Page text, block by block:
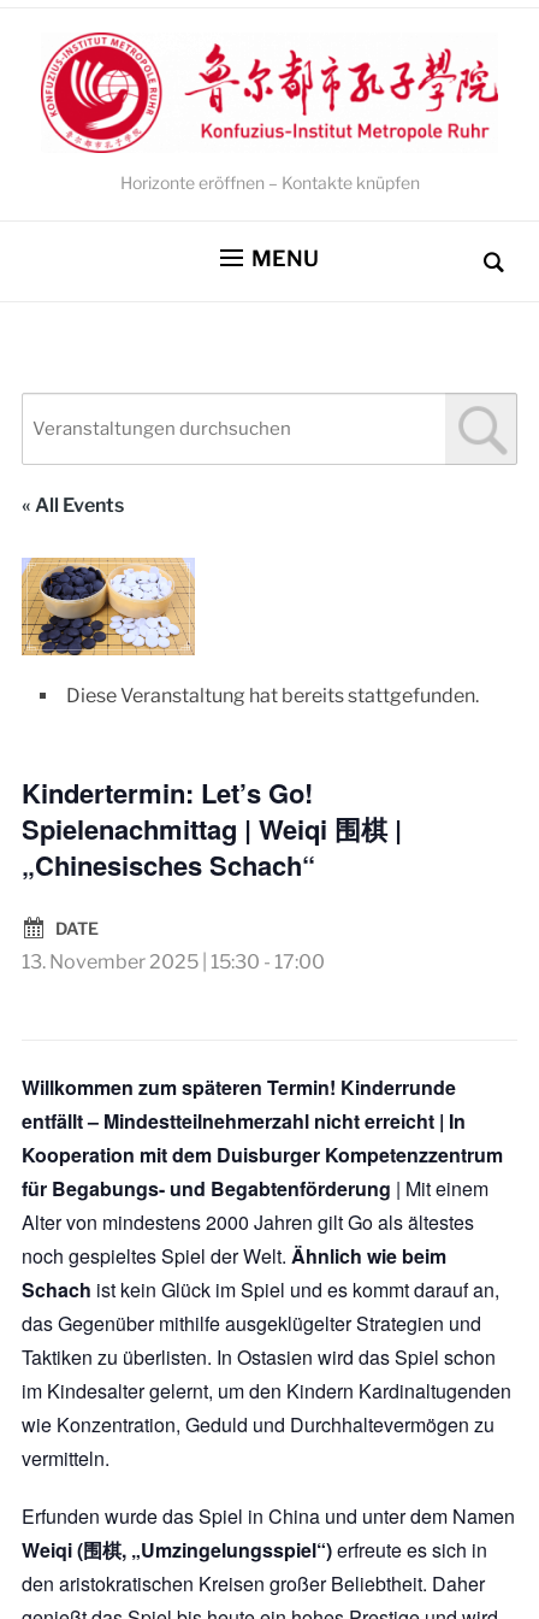
Horizonte eröffnen – Kontakte knüpfen
MENU
« All Events
Diese Veranstaltung hat bereits stattgefunden.
Kindertermin: Let’s Go!
Spielenachmittag | Weiqi 围棋 |
„Chinesisches Schach“
DATE
13. November 2025 | 15:30 - 17:00
Willkommen zum späteren Termin! Kinderrunde
entfällt – Mindestteilnehmerzahl nicht erreicht | In
Kooperation mit dem Duisburger Kompetenzzentrum
für Begabungs- und Begabtenförderung | Mit einem
Alter von mindestens 2000 Jahren gilt Go als ältestes
noch gespieltes Spiel der Welt. Ähnlich wie beim
Schach ist kein Glück im Spiel und es kommt darauf an,
das Gegenüber mithilfe ausgeklügelter Strategien und
Taktiken zu überlisten. In Ostasien wird das Spiel schon
im Kindesalter gelernt, um den Kindern Kardinaltugenden
wie Konzentration, Geduld und Durchhaltevermögen zu
vermitteln.
Erfunden wurde das Spiel in China und unter dem Namen
Weiqi (围棋, „Umzingelungsspiel“)erfreute es sich in
den aristokratischen Kreisen großer Beliebtheit. Daher